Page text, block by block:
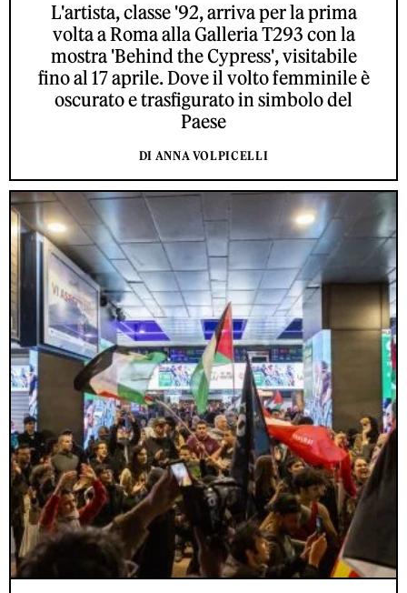
L'artista, classe '92, arriva per la prima
volta a Roma alla Galleria T293 con la
mostra 'Behind the Cypress', visitabile
fino al 17 aprile. Dove il volto femminile è
oscurato e trasfigurato in simbolo del
Paese
DI ANNA VOLPICELLI